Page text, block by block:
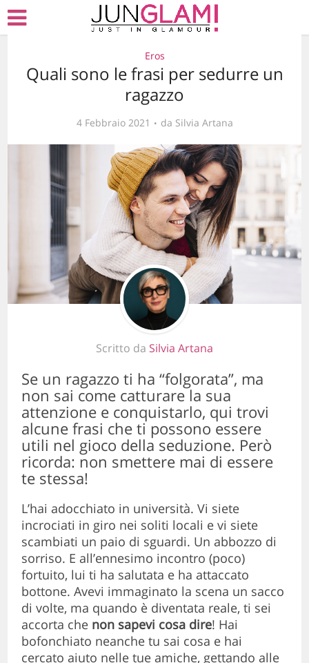
Eros
Quali sono le frasi per sedurre un
ragazzo
4 Febbraio 2021 da Silvia Artana
Scritto da Silvia Artana
Se un ragazzo ti ha “folgorata”, ma
non sai come catturare la sua
attenzione e conquistarlo, qui trovi
alcune frasi che ti possono essere
utili nel gioco della seduzione. Però
ricorda: non smettere mai di essere
te stessa!
L’hai adocchiato in università. Vi siete
incrociati in giro nei soliti locali e vi siete
scambiati un paio di sguardi. Un abbozzo di
sorriso. E all’ennesimo incontro (poco)
fortuito, lui ti ha salutata e ha attaccato
bottone. Avevi immaginato la scena un sacco
di volte, ma quando è diventata reale, ti sei
accorta che non sapevi cosa dire! Hai
bofonchiato neanche tu sai cosa e hai
cercato aiuto nelle tue amiche, gettando alle